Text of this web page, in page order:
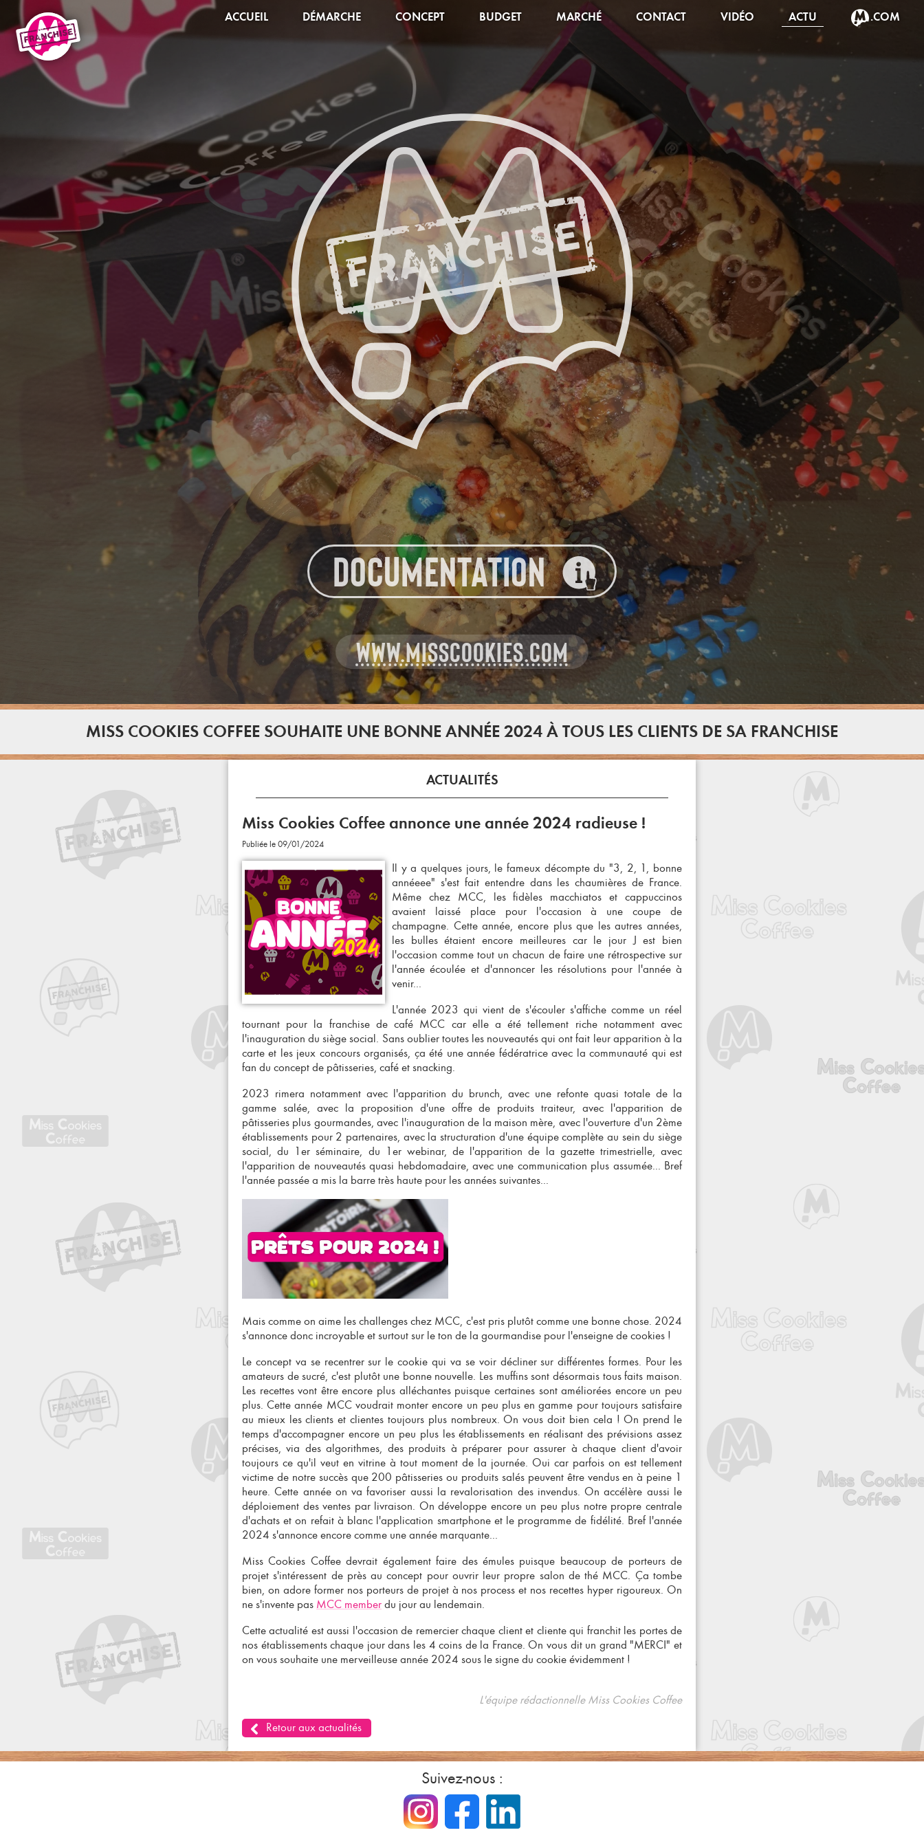
ACCUEIL DÉMARCHE CONCEPT BUDGET MARCHÉ CONTACT VIDÉO ACTU .COM
DOCUMENTATION
WWW.MISSCOOKIES.COM
MISS COOKIES COFFEE SOUHAITE UNE BONNE ANNÉE 2024 À TOUS LES CLIENTS DE SA FRANCHISE
ACTUALITÉS
Miss Cookies Coffee annonce une année 2024 radieuse !
Publiée le 09/01/2024
Il y a quelques jours, le fameux décompte du "3, 2, 1, bonne
annéeee" s'est fait entendre dans les chaumières de France.
Même chez MCC, les fidèles macchiatos et cappuccinos
avaient laissé place pour l'occasion à une coupe de
champagne. Cette année, encore plus que les autres années,
les bulles étaient encore meilleures car le jour J est bien
l'occasion comme tout un chacun de faire une rétrospective sur
l'année écoulée et d'annoncer les résolutions pour l'année à
venir...
L'année 2023 qui vient de s'écouler s'affiche comme un réel
tournant pour la franchise de café MCC car elle a été tellement riche notamment avec
l'inauguration du siège social. Sans oublier toutes les nouveautés qui ont fait leur apparition à la
carte et les jeux concours organisés, ça été une année fédératrice avec la communauté qui est
fan du concept de pâtisseries, café et snacking.
2023 rimera notamment avec l'apparition du brunch, avec une refonte quasi totale de la
gamme salée, avec la proposition d'une offre de produits traiteur, avec l'apparition de
pâtisseries plus gourmandes, avec l'inauguration de la maison mère, avec l'ouverture d'un 2ème
établissements pour 2 partenaires, avec la structuration d'une équipe complète au sein du siège
social, du 1er séminaire, du 1er webinar, de l'apparition de la gazette trimestrielle, avec
l'apparition de nouveautés quasi hebdomadaire, avec une communication plus assumée... Bref
l'année passée a mis la barre très haute pour les années suivantes...
Mais comme on aime les challenges chez MCC, c'est pris plutôt comme une bonne chose. 2024
s'annonce donc incroyable et surtout sur le ton de la gourmandise pour l'enseigne de cookies !
Le concept va se recentrer sur le cookie qui va se voir décliner sur différentes formes. Pour les
amateurs de sucré, c'est plutôt une bonne nouvelle. Les muffins sont désormais tous faits maison.
Les recettes vont être encore plus alléchantes puisque certaines sont améliorées encore un peu
plus. Cette année MCC voudrait monter encore un peu plus en gamme pour toujours satisfaire
au mieux les clients et clientes toujours plus nombreux. On vous doit bien cela ! On prend le
temps d'accompagner encore un peu plus les établissements en réalisant des prévisions assez
précises, via des algorithmes, des produits à préparer pour assurer à chaque client d'avoir
toujours ce qu'il veut en vitrine à tout moment de la journée. Oui car parfois on est tellement
victime de notre succès que 200 pâtisseries ou produits salés peuvent être vendus en à peine 1
heure. Cette année on va favoriser aussi la revalorisation des invendus. On accélère aussi le
déploiement des ventes par livraison. On développe encore un peu plus notre propre centrale
d'achats et on refait à blanc l'application smartphone et le programme de fidélité. Bref l'année
2024 s'annonce encore comme une année marquante...
Miss Cookies Coffee devrait également faire des émules puisque beaucoup de porteurs de
projet s'intéressent de près au concept pour ouvrir leur propre salon de thé MCC. Ça tombe
bien, on adore former nos porteurs de projet à nos process et nos recettes hyper rigoureux. On
ne s'invente pas MCC member du jour au lendemain.
Cette actualité est aussi l'occasion de remercier chaque client et cliente qui franchit les portes de
nos établissements chaque jour dans les 4 coins de la France. On vous dit un grand "MERCI" et
on vous souhaite une merveilleuse année 2024 sous le signe du cookie évidemment !
L'équipe rédactionnelle Miss Cookies Coffee
Retour aux actualités
Suivez-nous :